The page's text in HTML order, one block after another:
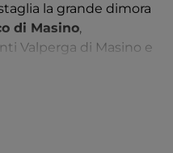
la grande dimora
di Masino,
Valperga di Masino e
un bel programma di